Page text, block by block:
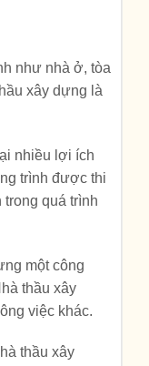
như nhà ở, tòa
xây dựng là
nhiều lợi ích
trình được thi
quá trình
một công
thầu xây
việc khác.
thầu xây